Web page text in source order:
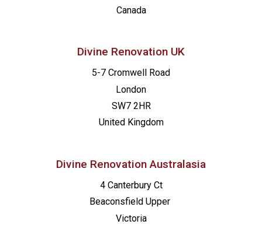
Canada
Divine Renovation UK
5-7 Cromwell Road
London
SW7 2HR
United Kingdom
Divine Renovation Australasia
4 Canterbury Ct
Beaconsfield Upper
Victoria